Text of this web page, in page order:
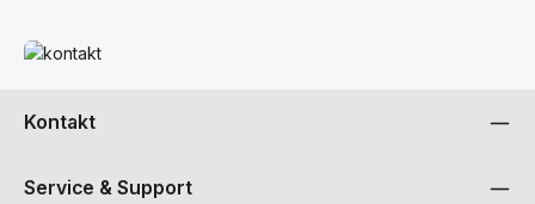
Mehr erfahren
Kontakt
Service & Support